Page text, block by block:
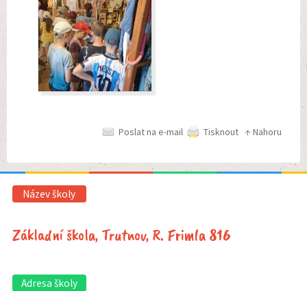
Poslat na e-mail Tisknout ↑ Nahoru
Název školy
Základní škola, Trutnov, R. Frimla 816
Adresa školy